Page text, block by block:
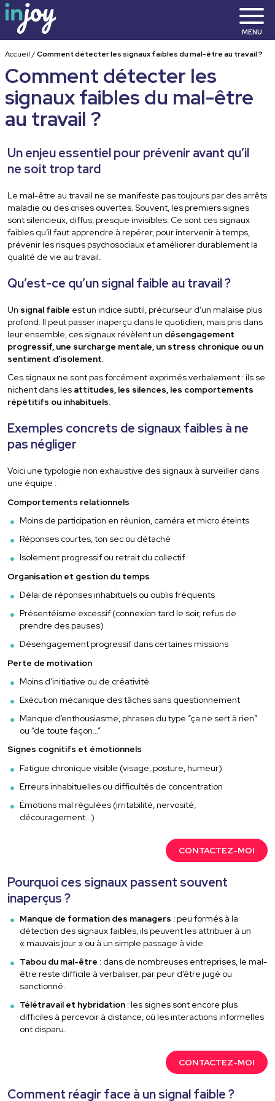
MENU
Accueil /Comment détecter les signaux faibles du mal-être au travail ?
Comment détecter les
signaux faibles du mal-être
au travail ?
Un enjeu essentiel pour prévenir avant qu’il
ne soit trop tard
Le mal-être au travail ne se manifeste pas toujours par des arrêts
maladie ou des crises ouvertes. Souvent, les premiers signes
sont silencieux, diffus, presque invisibles. Ce sont ces signaux
faibles qu’il faut apprendre à repérer, pour intervenir à temps,
prévenir les risques psychosociaux et améliorer durablement la
qualité de vie au travail.
Qu’est-ce qu’un signal faible au travail ?
Un signal faible est un indice subtil, précurseur d’un malaise plus
profond. Il peut passer inaperçu dans le quotidien, mais pris dans
leur ensemble, ces signaux révèlent un désengagement
progressif, une surcharge mentale, un stress chronique ou un
sentiment d’isolement.
Ces signaux ne sont pas forcément exprimés verbalement : ils se
nichent dans les attitudes, les silences, les comportements
répétitifs ou inhabituels.
Exemples concrets de signaux faibles à ne
pas négliger
Voici une typologie non exhaustive des signaux à surveiller dans
une équipe :
Comportements relationnels
Moins de participation en réunion, caméra et micro éteints
Réponses courtes, ton sec ou détaché
Isolement progressif ou retrait du collectif
Organisation et gestion du temps
Délai de réponses inhabituels ou oublis fréquents
Présentéisme excessif (connexion tard le soir, refus de
prendre des pauses)
Désengagement progressif dans certaines missions
Perte de motivation
Moins d’initiative ou de créativité
Exécution mécanique des tâches sans questionnement
Manque d’enthousiasme, phrases du type “ça ne sert à rien”
ou “de toute façon…”
Signes cognitifs et émotionnels
Fatigue chronique visible (visage, posture, humeur)
Erreurs inhabituelles ou difficultés de concentration
Émotions mal régulées (irritabilité, nervosité,
découragement…)
CONTACTEZ-MOI
Pourquoi ces signaux passent souvent
inaperçus ?
Manque de formation des managers : peu formés à la
détection des signaux faibles, ils peuvent les attribuer à un
« mauvais jour » ou à un simple passage à vide.
Tabou du mal-être : dans de nombreuses entreprises, le mal-
être reste difficile à verbaliser, par peur d’être jugé ou
sanctionné.
Télétravail et hybridation : les signes sont encore plus
difficiles à percevoir à distance, où les interactions informelles
ont disparu.
CONTACTEZ-MOI
Comment réagir face à un signal faible ?